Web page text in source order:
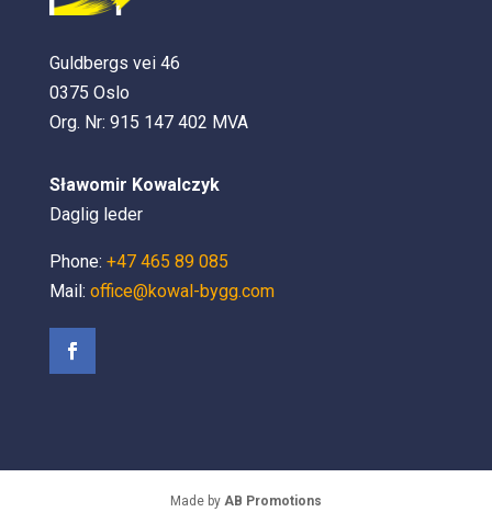
Guldbergs vei 46
0375 Oslo
Org. Nr: 915 147 402 MVA
Sławomir Kowalczyk
Daglig leder
Phone: +47 465 89 085
Mail: office@kowal-bygg.com
Made by AB Promotions